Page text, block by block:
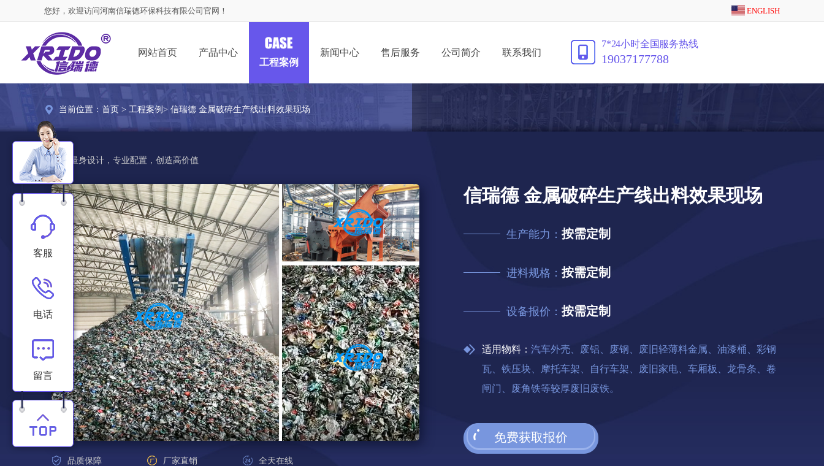
您好，欢迎访问河南信瑞德环保科技有限公司官网！ ENGLISH
网站首页
产品中心
工程案例
新闻中心 售后服务 公司简介 联系我们
7*24小时全国服务热线
19037177788
当前位置： 首页 > 工程案例 > 信瑞德 金属破碎生产线出料效果现场
量身设计，专业配置，创造高价值
品质保障 厂家直销 全天在线
信瑞德 金属破碎生产线出料效果现场
生产能力： 按需定制
进料规格： 按需定制
设备报价： 按需定制
适用物料： 汽车外壳、废铝、废钢、废旧轻薄料金属、油漆桶、彩钢
瓦、铁压块、摩托车架、自行车架、废旧家电、车厢板、龙骨条、卷
闸门、废角铁等较厚废旧废铁。
免费获取报价
客服
电话
留言